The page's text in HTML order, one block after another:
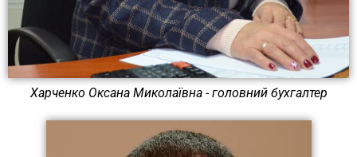
Харченко Оксана Миколаївна - головний бухгалтер